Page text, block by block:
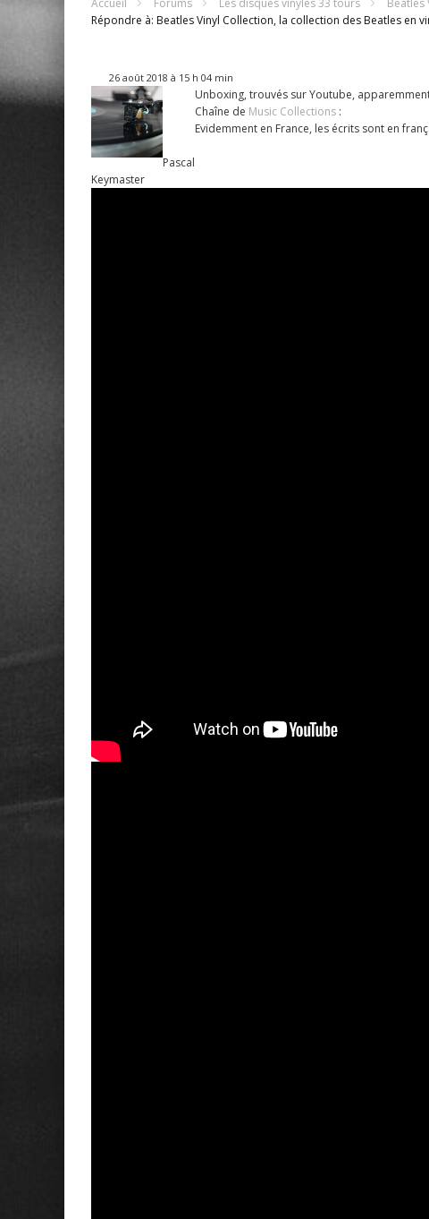
Accueil Forums Les disques vinyles 33 tours
Beatles
Répondre à: Beatles Vinyl Collection, la collection des Beatles en
26 août 2018 à 15 h 04 min
Pascal
Keymaster
Unboxing, trouvés sur Youtube,
Chaîne de Music Collections :
Evidemment en France, les écrits sont en